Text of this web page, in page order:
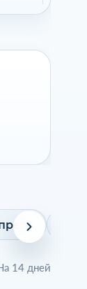
14 дней